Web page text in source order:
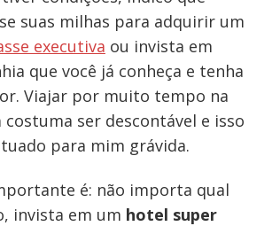
suas milhas para adquirir um
executiva ou invista em
que você já conheça e tenha
Viajar por muito tempo na
costuma ser descontável e isso
para mim grávida.
é: não importa qual
invista em um hotel super